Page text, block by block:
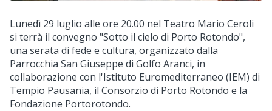
Lunedì 29 luglio alle ore 20.00 nel Teatro Mario Ceroli
si terrà il convegno "Sotto il cielo di Porto Rotondo",
una serata di fede e cultura, organizzato dalla
Parrocchia San Giuseppe di Golfo Aranci, in
collaborazione con l'Istituto Euromediterraneo (IEM) di
Tempio Pausania, il Consorzio di Porto Rotondo e la
Fondazione Portorotondo.